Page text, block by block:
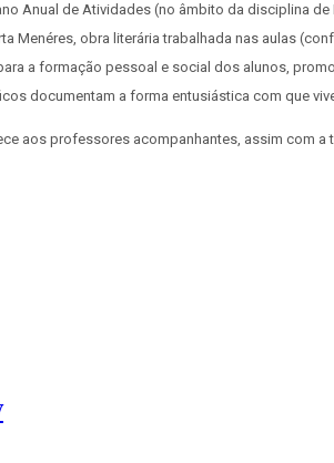
Anual de Atividades (no âmbito da disciplina
Menéres, obra literária trabalhada nas aulas
a formação pessoal e social dos alunos,
documentam a forma entusiástica com que
aos professores acompanhantes, assim com